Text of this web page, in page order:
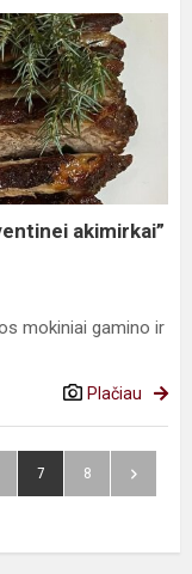
akimirkai”
mokiniai gamino ir
Plačiau
7 8